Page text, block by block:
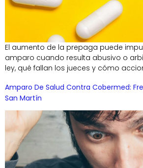
El aumento de la prepaga puede
amparo cuando resulta abusivo o
ley, qué fallan los jueces y cómo
Amparo De Salud Contra Cobermed:
San Martín